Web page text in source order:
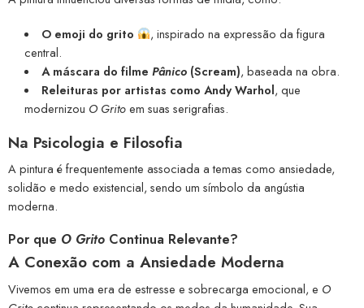
O emoji do grito
, inspirado na expressão da figura
central.
A máscara do filme Pânico(Scream), baseada na obra.
Releituras por artistas como Andy Warhol, que
modernizou O Gritoem suas serigrafias.
Na Psicologia e Filosofia
A pintura é frequentemente associada a temas como ansiedade,
solidão e medo existencial, sendo um símbolo da angústia
moderna.
Por que O Grito Continua Relevante?
A Conexão com a Ansiedade Moderna
Vivemos em uma era de estresse e sobrecarga emocional, e O